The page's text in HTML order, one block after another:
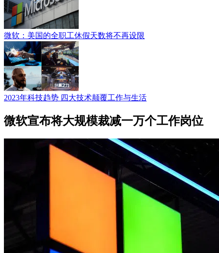
微软：美国的全职工休假天数将不再设限
2023年科技趋势 四大技术颠覆工作与生活
微软宣布将大规模裁减一万个工作岗位